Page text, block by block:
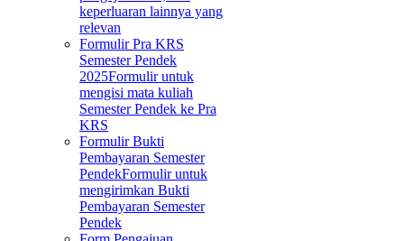
keperluaran lainnya yang
relevan
Formulir Pra KRS
Semester Pendek
2025Formulir untuk
mengisi mata kuliah
Semester Pendek ke Pra
KRS
Formulir Bukti
Pembayaran Semester
PendekFormulir untuk
mengirimkan Bukti
Pembayaran Semester
Pendek